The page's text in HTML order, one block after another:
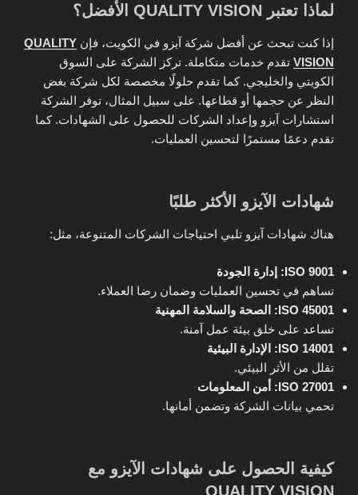
لماذا تعتبر QUALITY VISION الأفضل؟
إذا كنت تبحث عن أفضل شركة آيزو في الكويت، فإن QUALITY
VISION تقدم خدمات متكاملة. تركز الشركة على السوق
الكويتي والخليجي. كما تقدم حلولًا مخصصة لكل شركة بغض
النظر عن حجمها أو قطاعها. على سبيل المثال، توفر الشركة
استشارات آيزو وإعداد الشركات للحصول على الشهادات. كما
تقدم دعمًا مستمرًا لتحسين العمليات.
شهادات الآيزو الأكثر طلبًا
هناك شهادات آيزو تلبي احتياجات الشركات المتنوعة، مثل:
ISO 9001: إدارة الجودة
تساهم في تحسين العمليات وضمان رضا العملاء.
ISO 45001: الصحة والسلامة المهنية
تساعد على خلق بيئة عمل آمنة.
ISO 14001: الإدارة البيئية
تقلل من الأثر البيئي.
ISO 27001: أمن المعلومات
تحمي بيانات الشركة وتضمن أمانها.
كيفية الحصول على شهادات الآيزو مع
QUALITY VISION